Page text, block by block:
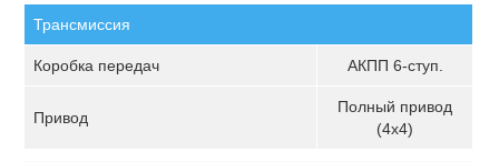
Трансмиссия
Коробка передач АКПП 6-ступ.
Привод
Полный привод
(4х4)